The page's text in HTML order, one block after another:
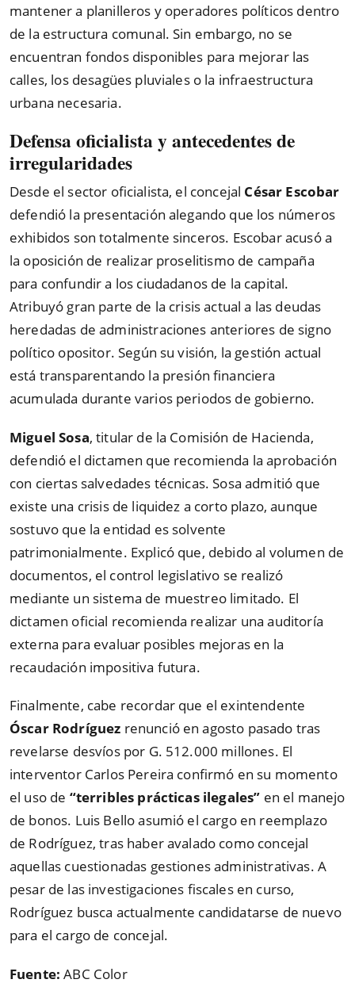
mantener a planilleros y operadores políticos dentro
de la estructura comunal. Sin embargo, no se
encuentran fondos disponibles para mejorar las
calles, los desagües pluviales o la infraestructura
urbana necesaria.
Defensa oficialista y antecedentes de
irregularidades
Desde el sector oficialista, el concejal César Escobar
defendió la presentación alegando que los números
exhibidos son totalmente sinceros. Escobar acusó a
la oposición de realizar proselitismo de campaña
para confundir a los ciudadanos de la capital.
Atribuyó gran parte de la crisis actual a las deudas
heredadas de administraciones anteriores de signo
político opositor. Según su visión, la gestión actual
está transparentando la presión financiera
acumulada durante varios periodos de gobierno.
Miguel Sosa, titular de la Comisión de Hacienda,
defendió el dictamen que recomienda la aprobación
con ciertas salvedades técnicas. Sosa admitió que
existe una crisis de liquidez a corto plazo, aunque
sostuvo que la entidad es solvente
patrimonialmente. Explicó que, debido al volumen de
documentos, el control legislativo se realizó
mediante un sistema de muestreo limitado. El
dictamen oficial recomienda realizar una auditoría
externa para evaluar posibles mejoras en la
recaudación impositiva futura.
Finalmente, cabe recordar que el exintendente
Óscar Rodríguez renunció en agosto pasado tras
revelarse desvíos por G. 512.000 millones. El
interventor Carlos Pereira confirmó en su momento
el uso de “terribles prácticas ilegales” en el manejo
de bonos. Luis Bello asumió el cargo en reemplazo
de Rodríguez, tras haber avalado como concejal
aquellas cuestionadas gestiones administrativas. A
pesar de las investigaciones fiscales en curso,
Rodríguez busca actualmente candidatarse de nuevo
para el cargo de concejal.
Fuente:ABC Color